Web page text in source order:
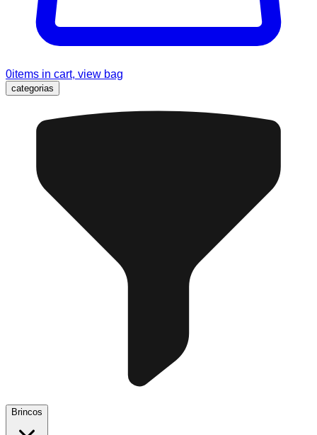
0items in cart, view bag
categorias
Brincos